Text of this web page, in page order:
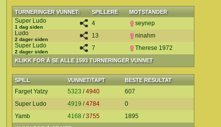
TURNERINGER VUNNET: SPILLERE MOTSTANDER
KLIKK FOR Å SE ALLE 1593 TURNERINGER VUNNET
Super Ludo
1 dag siden
4
seynep
Ludo
2 dager siden
13
ninahm
Super Ludo
2 dager siden
7 Therese 1972
SPILL VUNNET/TAPT BESTE RESULTAT
Farget Yatzy 5323 /4940
607
Super Ludo
4919 /4784
0
Yamb
4168 /3755 1895